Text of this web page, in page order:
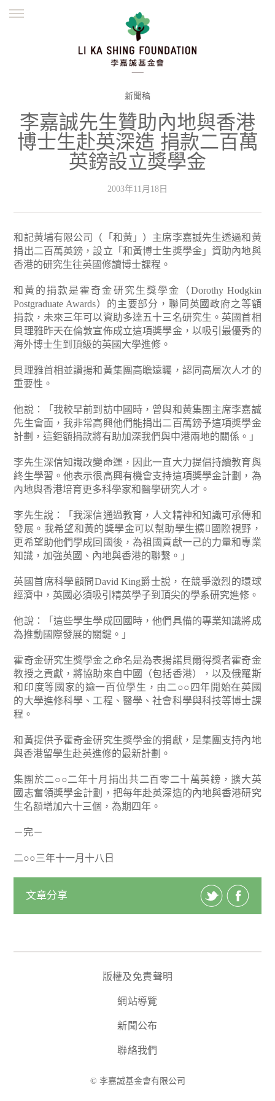
並肩同行
繁體
新聞稿
李嘉誠先生贊助內地與香港
博士生赴英深造 捐款二百萬
英鎊設立獎學金
2003年11月18日
和記黃埔有限公司（「和黃」）主席李嘉誠先生透過和黃
捐出二百萬英鎊，設立「和黃博士生獎學金」資助內地與
香港的研究生往英國修讀博士課程。
和黃的捐款是霍奇金研究生獎學金（Dorothy Hodgkin
Postgraduate Awards）的主要部分，聯同英國政府之等額
捐款，未來三年可以資助多達五十三名研究生。英國首相
貝理雅昨天在倫敦宣佈成立這項獎學金，以吸引最優秀的
海外博士生到頂級的英國大學進修。
貝理雅首相並讚揚和黃集團高瞻遠矚，認同高層次人才的
重要性。
他說：「我較早前到訪中國時，曾與和黃集團主席李嘉誠
先生會面，我非常高興他們能捐出二百萬鎊予這項獎學金
計劃，這鉅額捐款將有助加深我們與中港兩地的關係。」
李先生深信知識改變命運，因此一直大力提倡持續教育與
終生學習。他表示很高興有機會支持這項獎學金計劃，為
內地與香港培育更多科學家和醫學研究人才。
李先生說：「我深信通過教育，人文精神和知識可承傳和
發展。我希望和黃的獎學金可以幫助學生擴國際視野，
更希望助他們學成回國後，為祖國貢獻一己的力量和專業
知識，加強英國、內地與香港的聯繫。」
英國首席科學顧問David King爵士說，在競爭激烈的環球
經濟中，英國必須吸引精英學子到頂尖的學系研究進修。
他說：「這些學生學成回國時，他們具備的專業知識將成
為推動國際發展的關鍵。」
霍奇金研究生獎學金之命名是為表揚諾貝爾得獎者霍奇金
教授之貢獻，將協助來自中國（包括香港），以及俄羅斯
和印度等國家的逾一百位學生，由二○○四年開始在英國
的大學進修科學、工程、醫學、社會科學與科技等博士課
程。
和黃提供予霍奇金研究生獎學金的捐獻，是集團支持內地
與香港留學生赴英進修的最新計劃。
集團於二○○二年十月捐出共二百零二十萬英鎊，擴大英
國志奮領獎學金計劃，把每年赴英深造的內地與香港研究
生名額增加六十三個，為期四年。
－完－
二○○三年十一月十八日
文章分享
版權及免責聲明
網站導覽
新聞公布
聯絡我們
© 李嘉誠基金會有限公司